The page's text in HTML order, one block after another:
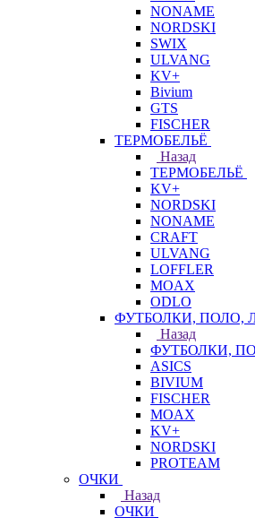
NONAME
NORDSKI
SWIX
ULVANG
KV+
Bivium
GTS
FISCHER
ТЕРМОБЕЛЬЁ
Назад
ТЕРМОБЕЛЬЁ
KV+
NORDSKI
NONAME
CRAFT
ULVANG
LOFFLER
MOAX
ODLO
ФУТБОЛКИ, ПОЛО,
Назад
ФУТБОЛКИ,
ASICS
BIVIUM
FISCHER
MOAX
KV+
NORDSKI
PROTEAM
ОЧКИ
Назад
ОЧКИ